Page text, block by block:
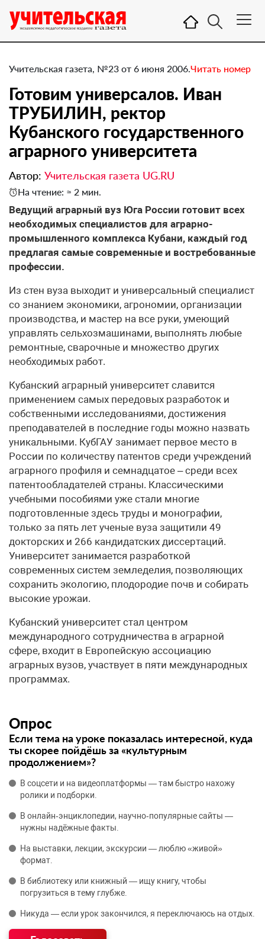
Учительская газета, №23 от 6 июня 2006.Читать номер
Готовим универсалов. Иван
ТРУБИЛИН, ректор
Кубанского государственного
аграрного университета
Автор: Учительская газета UG.RU
На чтение: ≈ 2 мин.
Ведущий аграрный вуз Юга России готовит всех
необходимых специалистов для аграрно-
промышленного комплекса Кубани, каждый год
предлагая самые современные и востребованные
профессии.
Из стен вуза выходит и универсальный специалист
со знанием экономики, агрономии, организации
производства, и мастер на все руки, умеющий
управлять сельхозмашинами, выполнять любые
ремонтные, сварочные и множество других
необходимых работ.
Кубанский аграрный университет славится
применением самых передовых разработок и
собственными исследованиями, достижения
преподавателей в последние годы можно назвать
уникальными. КубГАУ занимает первое место в
России по количеству патентов среди учреждений
аграрного профиля и семнадцатое – среди всех
патентообладателей страны. Классическими
учебными пособиями уже стали многие
подготовленные здесь труды и монографии,
только за пять лет ученые вуза защитили 49
докторских и 266 кандидатских диссертаций.
Университет занимается разработкой
современных систем земледелия, позволяющих
сохранить экологию, плодородие почв и собирать
высокие урожаи.
Кубанский университет стал центром
международного сотрудничества в аграрной
сфере, входит в Европейскую ассоциацию
аграрных вузов, участвует в пяти международных
программах.
Опрос
Если тема на уроке показалась интересной, куда
ты скорее пойдёшь за «культурным
продолжением»?
В соцсети и на видеоплатформы — там быстро нахожу
ролики и подборки.
В онлайн‑энциклопедии, научно‑популярные сайты —
нужны надёжные факты.
На выставки, лекции, экскурсии — люблю «живой»
формат.
В библиотеку или книжный — ищу книгу, чтобы
погрузиться в тему глубже.
Никуда — если урок закончился, я переключаюсь на отдых.